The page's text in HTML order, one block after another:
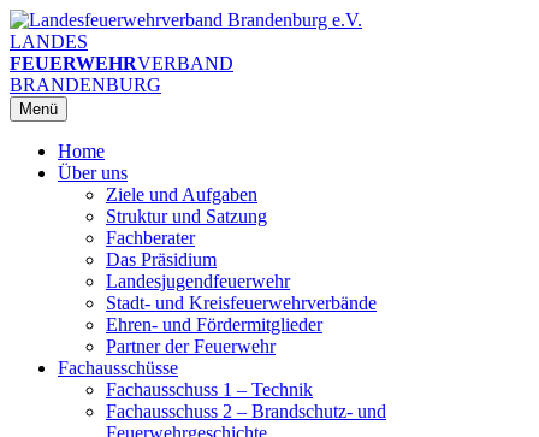
Zum
Inhalt
springen
LANDES
FEUERWEHRVERBAND
BRANDENBURG
Menü
Home
Über uns
Ziele und Aufgaben
Struktur und Satzung
Fachberater
Das Präsidium
Landesjugendfeuerwehr
Stadt- und Kreisfeuerwehrverbände
Ehren- und Fördermitglieder
Partner der Feuerwehr
Fachausschüsse
Fachausschuss 1 – Technik
Fachausschuss 2 – Brandschutz- und
Feuerwehrgeschichte